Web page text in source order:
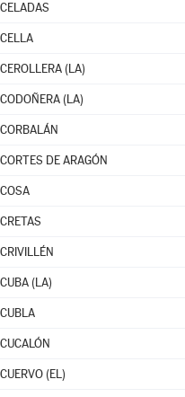
CELADAS
CELLA
CEROLLERA (LA)
CODOÑERA (LA)
CORBALÁN
CORTES DE ARAGÓN
COSA
CRETAS
CRIVILLÉN
CUBA (LA)
CUBLA
CUCALÓN
CUERVO (EL)